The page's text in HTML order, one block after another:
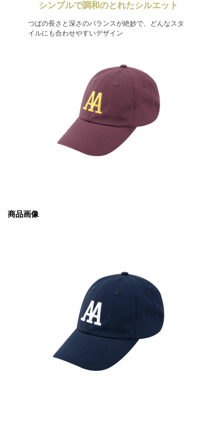
シンプルで調和のとれたシルエット
つばの長さと深さのバランスが絶妙で、どんなスタ
イルにも合わせやすいデザイン
商品画像